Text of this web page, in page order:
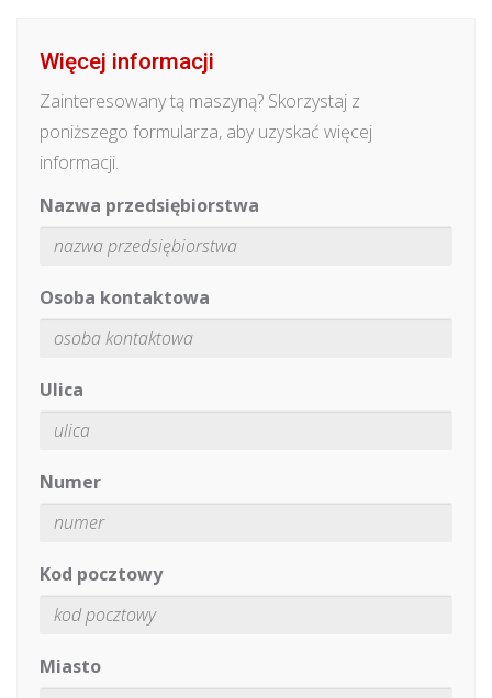
Więcej informacji
Zainteresowany tą maszyną? Skorzystaj z
poniższego formularza, aby uzyskać więcej
informacji.
Nazwa przedsiębiorstwa
Osoba kontaktowa
Ulica
Numer
Kod pocztowy
Miasto